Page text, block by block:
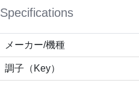
Specifications
メーカー/機種
調子（Key）